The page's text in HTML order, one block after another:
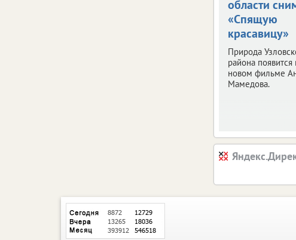
области
«Спящую
красавицу»
Природа
района появится
новом фильме
Мамедова.